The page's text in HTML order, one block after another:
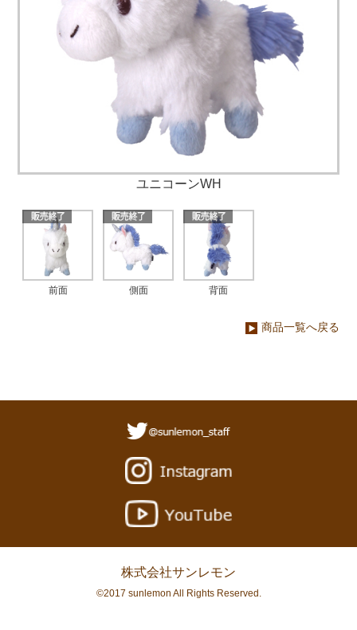
ユニコーンWH
前面 側面 背面
商品一覧へ戻る
株式会社サンレモン
©2017 sunlemon All Rights Reserved.